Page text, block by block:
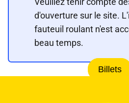
d'ouverture sur le site.
fauteuil roulant n'est
beau temps.
Billets